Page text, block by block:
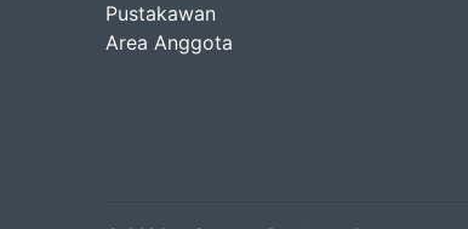
Pustakawan
Area Anggota